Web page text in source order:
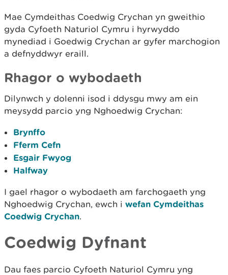
Mae Cymdeithas Coedwig Crychan yn gweithio
gyda Cyfoeth Naturiol Cymru i hyrwyddo
mynediad i Goedwig Crychan ar gyfer marchogion
a defnyddwyr eraill.
Rhagor o wybodaeth
Dilynwch y dolenni isod i ddysgu mwy am ein
meysydd parcio yng Nghoedwig Crychan:
Brynffo
Fferm Cefn
Esgair Fwyog
Halfway
I gael rhagor o wybodaeth am farchogaeth yng
Nghoedwig Crychan, ewch i wefan Cymdeithas
Coedwig Crychan.
Coedwig Dyfnant
Dau faes parcio Cyfoeth Naturiol Cymru yng